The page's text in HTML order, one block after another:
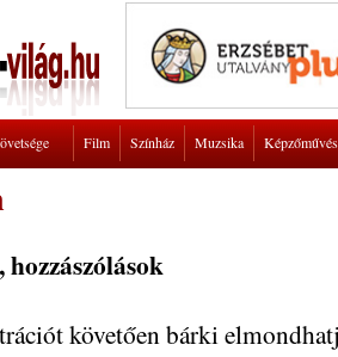
Film Színház Muzsika
követően bárki